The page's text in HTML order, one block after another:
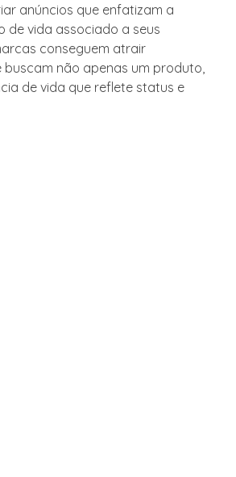
anúncios que enfatizam a
de vida associado a seus
conseguem atrair
buscam não apenas um produto,
de vida que reflete status e